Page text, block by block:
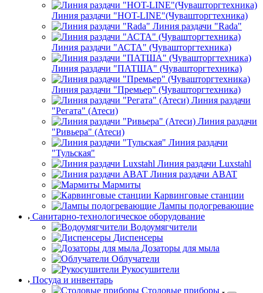
Линия раздачи "HOT-LINE"(Чувашторгтехника)
Линия раздачи "Rada"
Линия раздачи "АСТА" (Чувашторгтехника)
Линия раздачи "ПАТША" (Чувашторгтехника)
Линия раздачи "Премьер" (Чувашторгтехника)
Линия раздачи
"Регата" (Атеси)
Линия раздачи
"Ривьера" (Атеси)
Линия раздачи
"Тульская"
Линия раздачи Luxstahl
Линия раздачи ABAT
Мармиты
Карвинговые станции
Лампы подогревающие
Санитарно-технологическое оборудование
Водоумягчители
Диспенсеры
Дозаторы для мыла
Облучатели
Рукосушители
Посуда и инвентарь
Столовые приборы